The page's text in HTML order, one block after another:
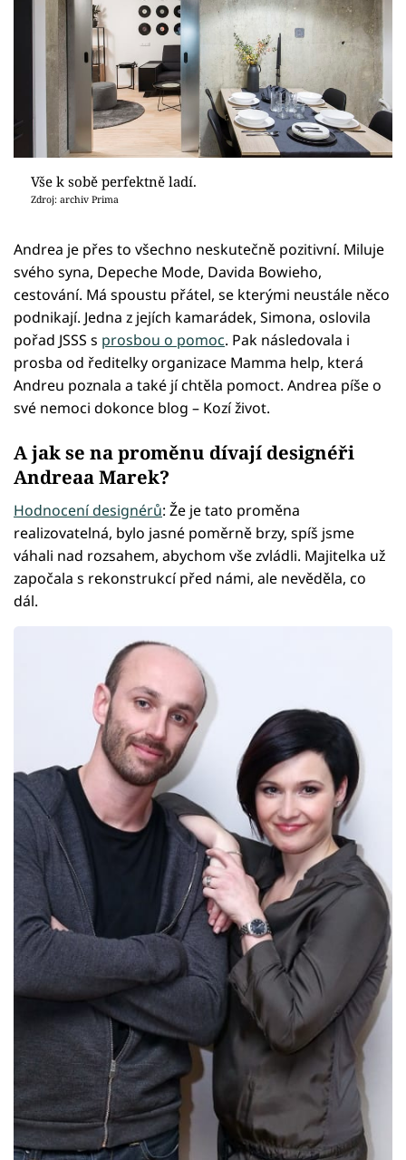
Vše k sobě perfektně ladí.
Zdroj: archiv Prima
Andrea je přes to všechno neskutečně pozitivní. Miluje
svého syna, Depeche Mode, Davida Bowieho,
cestování. Má spoustu přátel, se kterými neustále něco
podnikají. Jedna z jejích kamarádek, Simona, oslovila
pořad JSSS s prosbou o pomoc. Pak následovala i
prosba od ředitelky organizace Mamma help, která
Andreu poznala a také jí chtěla pomoct. Andrea píše o
své nemoci dokonce blog – Kozí život.
A jak se na proměnu dívají designéři
Andreaa Marek?
Hodnocení designérů: Že je tato proměna
realizovatelná, bylo jasné poměrně brzy, spíš jsme
váhali nad rozsahem, abychom vše zvládli. Majitelka už
započala s rekonstrukcí před námi, ale nevěděla, co
dál.